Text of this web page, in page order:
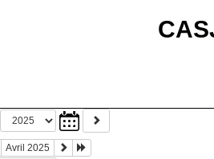
Avril 2025